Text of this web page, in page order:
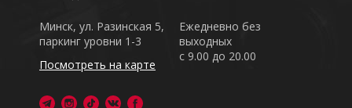
Ежедневно без
выходных
с 9.00 до 20.00
Минск, ул. Разинская 5,
паркинг уровни 1-3
Посмотреть на карте